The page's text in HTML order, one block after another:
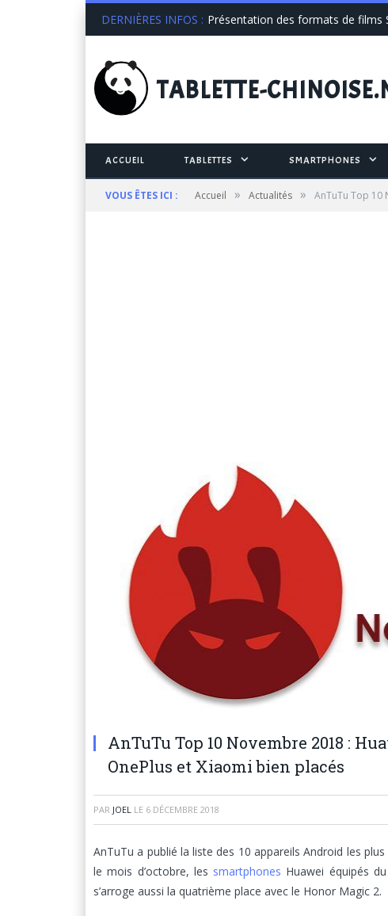
DERNIÈRES INFOS : Présentation des formats de films
TABLETTE-
ACCUEIL TABLETTES SMARTPHONES
VOUS ÊTES ICI : Accueil » Actualités » AnTuTu Top 10
AnTuTu Top 10 Novembre 2018 :
OnePlus et Xiaomi bien placés
PAR JOEL LE 6 DÉCEMBRE 2018
AnTuTu a publié la liste des 10 appareils Android les
le mois d’octobre, les smartphones Huawei équipés
s’arroge aussi la quatrième place avec le Honor Magic 2.